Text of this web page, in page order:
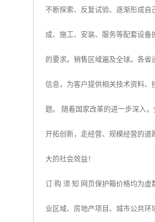
不断探索、反复试验、逐渐形成
成、施工、安装、服务等配套设备
的要求。销售区域遍及全球。各
信息，为客户提供相关技术资料、
题。 随着国家改革的进一步深入
开拓创新，走经营、规模经营的
大的社会效益！
订 购 须 知 网页保护箱价格均为
业区域、房地产项目、城市公共环